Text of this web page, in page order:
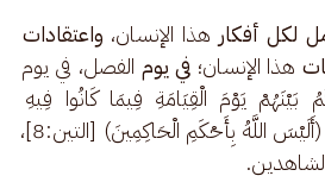
لكل أفكار هذا الإنسان، واعتقادات
هذا الإنسان؛ في يوم الفصل، في يوم
يَوْمَ الْقِيَامَةِ فِيمَا كَانُوا فِيهِ
يَخْتَلِفُونَ) [النحل:124]، (أَلَيْسَ اللَّهُ بِأَحْكَمِ الْحَاكِمِينَ) [التين:8]،